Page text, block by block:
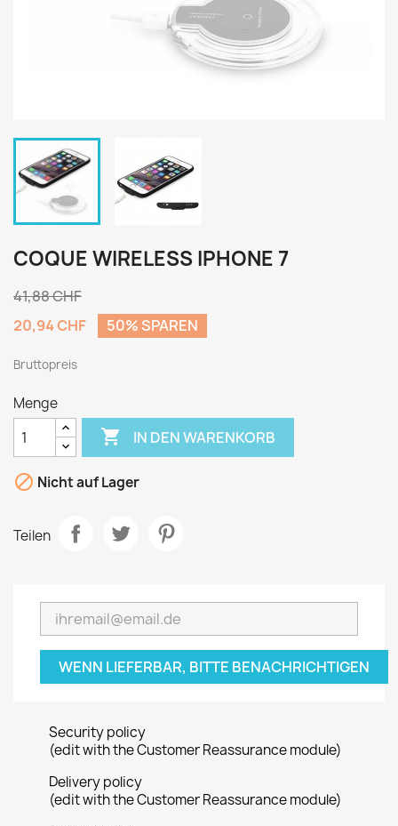
COQUE WIRELESS IPHONE 7
41,88 CHF
20,94 CHF
50% SPAREN
Bruttopreis
Menge
 IN DEN WARENKORB
 Nicht auf Lager
Teilen
WENN LIEFERBAR, BITTE BENACHRICHTIGEN
Security policy
(edit with the Customer Reassurance module)
Delivery policy
(edit with the Customer Reassurance module)